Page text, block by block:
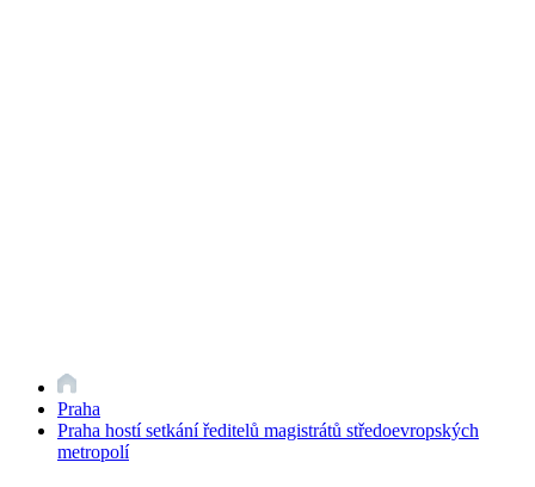
Praha
Praha hostí setkání ředitelů magistrátů středoevropských
metropolí